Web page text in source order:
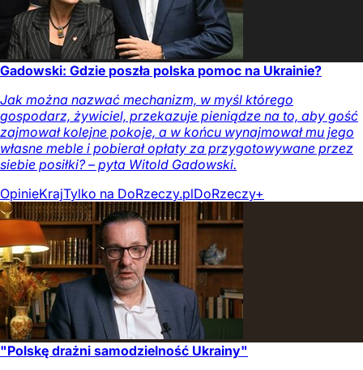
Gadowski: Gdzie poszła polska pomoc na Ukrainie?
Jak można nazwać mechanizm, w myśl którego
gospodarz, żywiciel, przekazuje pieniądze na to, aby gość
zajmował kolejne pokoje, a w końcu wynajmował mu jego
własne meble i pobierał opłaty za przygotowywane przez
siebie posiłki? – pyta Witold Gadowski.
OpinieKrajTylko na DoRzeczy.plDoRzeczy+
"Polskę drażni samodzielność Ukrainy"